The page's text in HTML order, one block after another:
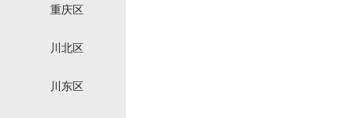
重庆区
川北区
川东区